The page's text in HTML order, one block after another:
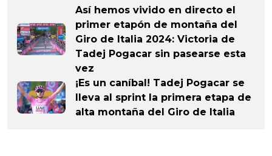
Así hemos vivido en directo el
primer etapón de montaña del
Giro de Italia 2024: Victoria de
Tadej Pogacar sin pasearse esta
vez
¡Es un caníbal! Tadej Pogacar se
lleva al sprint la primera etapa de
alta montaña del Giro de Italia